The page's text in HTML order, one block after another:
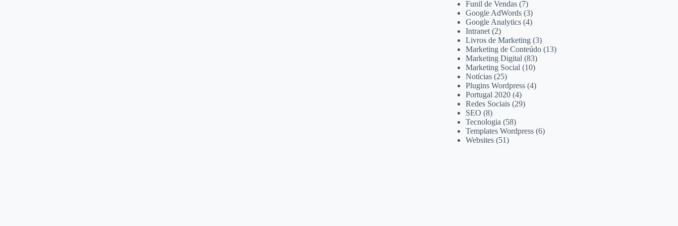
Funil de Vendas (7)
Google AdWords (3)
Google Analytics (4)
Intranet (2)
Livros de Marketing (3)
Marketing de Conteúdo (13)
Marketing Digital (83)
Marketing Social (10)
Notícias (25)
Plugins Wordpress (4)
Portugal 2020 (4)
Redes Sociais (29)
SEO (8)
Tecnologia (58)
Templates Wordpress (6)
Websites (51)